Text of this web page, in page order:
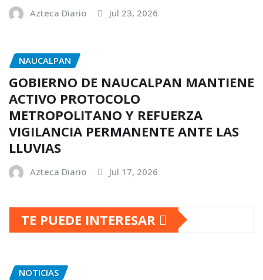
Azteca Diario Jul 23, 2026
NAUCALPAN
GOBIERNO DE NAUCALPAN MANTIENE
ACTIVO PROTOCOLO
METROPOLITANO Y REFUERZA
VIGILANCIA PERMANENTE ANTE LAS
LLUVIAS
Azteca Diario Jul 17, 2026
TE PUEDE INTERESAR
NOTICIAS